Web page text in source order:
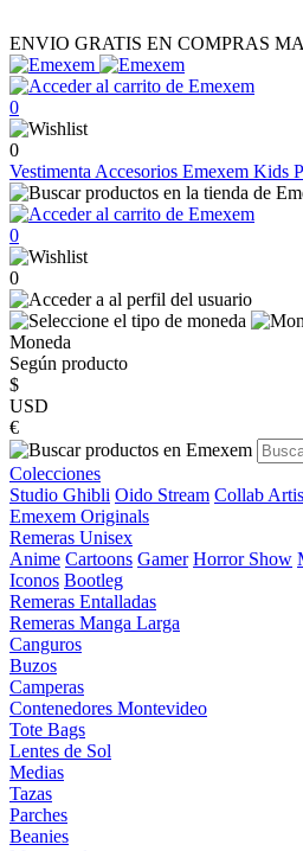
ENVIO GRATIS EN COMPRAS
0
0
Vestimenta Accesorios Emexem Kids
0
0
Moneda
Según producto
$
USD
€
Colecciones
Studio Ghibli Oido Stream Collab
Emexem Originals
Remeras Unisex
Anime Cartoons Gamer Horror Show
Iconos Bootleg
Remeras Entalladas
Remeras Manga Larga
Canguros
Buzos
Camperas
Contenedores Montevideo
Tote Bags
Lentes de Sol
Medias
Tazas
Parches
Beanies